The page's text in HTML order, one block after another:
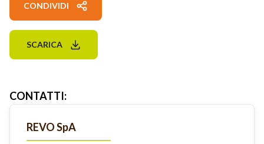
CONDIVIDI
SCARICA
CONTATTI:
REVO SpA